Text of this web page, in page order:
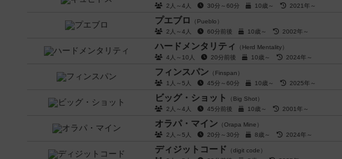
2人～4人
30分～60分 10歳～ 2021年～
プエブロ
（Pueblo）
2人～4人
60分前後 10歳～ 2002年～
ハードメンタリティ
（Herd Mentality）
4人～10人
20分前後 10歳～ 2024年～
フィンスパン （Finspan）
1人～5人
45分～60分 10歳～ 2025年～
ビッグ・ショット
（Big Shot）
2人～4人
45分前後 10歳～ 2001年～
オラパ・マイン （Orapa Mine）
2人～5人
20分～30分 8歳～ 2024年～
ディジットコード （digit code）